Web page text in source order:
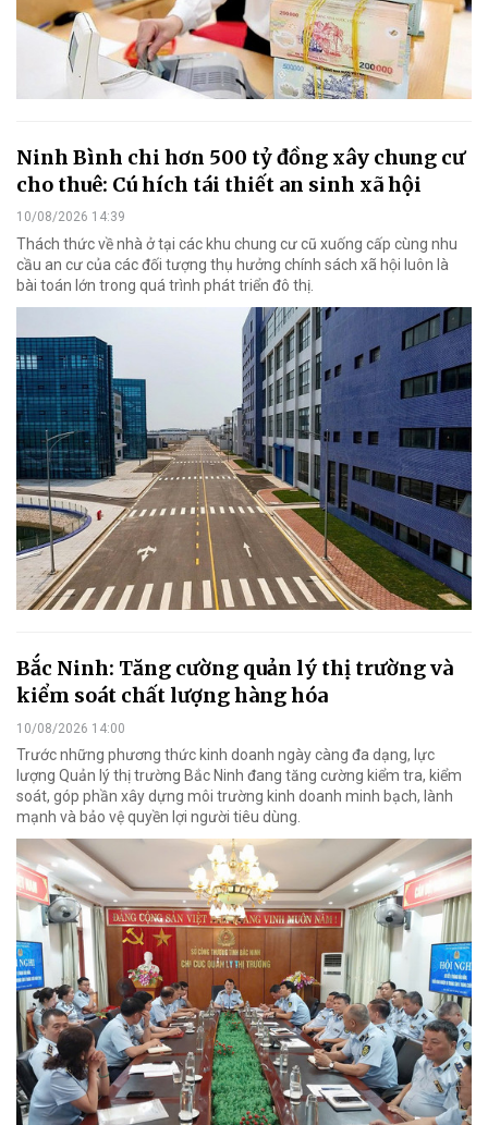
Ninh Bình chi hơn 500 tỷ đồng xây chung cư
cho thuê: Cú hích tái thiết an sinh xã hội
10/08/2026 14:39
Thách thức về nhà ở tại các khu chung cư cũ xuống cấp cùng nhu
cầu an cư của các đối tượng thụ hưởng chính sách xã hội luôn là
bài toán lớn trong quá trình phát triển đô thị.
Bắc Ninh: Tăng cường quản lý thị trường và
kiểm soát chất lượng hàng hóa
10/08/2026 14:00
Trước những phương thức kinh doanh ngày càng đa dạng, lực
lượng Quản lý thị trường Bắc Ninh đang tăng cường kiểm tra, kiểm
soát, góp phần xây dựng môi trường kinh doanh minh bạch, lành
mạnh và bảo vệ quyền lợi người tiêu dùng.